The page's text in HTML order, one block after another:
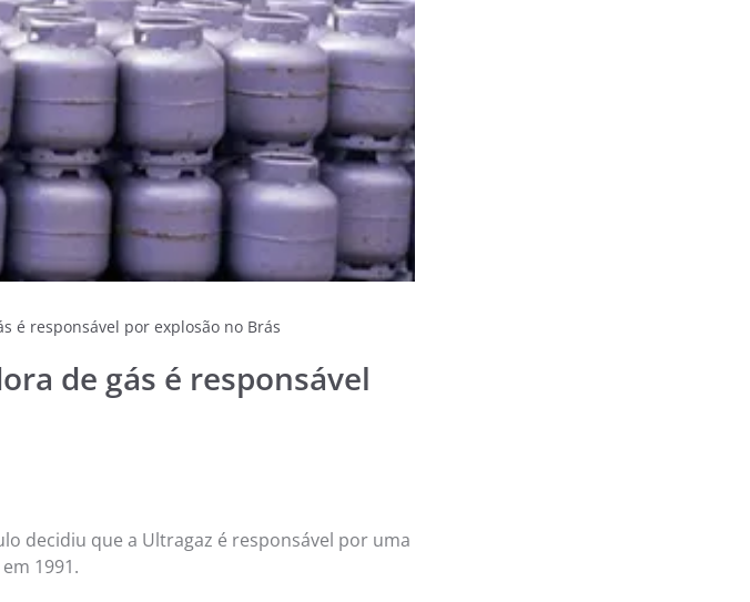
é responsável por explosão no Brás
de gás é responsável
decidiu que a Ultragaz é responsável por uma
1991.